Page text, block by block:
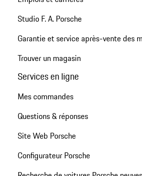
Studio F. A. Porsche
Garantie et service après-vente des
Trouver un magasin
Services en ligne
Mes commandes
Questions & réponses
Site Web Porsche
Configurateur Porsche